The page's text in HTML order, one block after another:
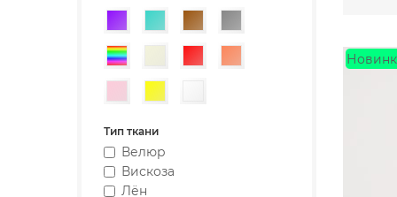
ФиолетовыйБирюзовыйКоричневый
Разноцветный
БежевыйКрасный
Розовый
Тип ткани
Велюр
Вискоза
Лён